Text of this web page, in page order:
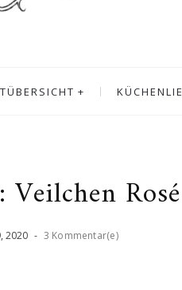
Rosé
, 2020 - 3 Kommentar(e)